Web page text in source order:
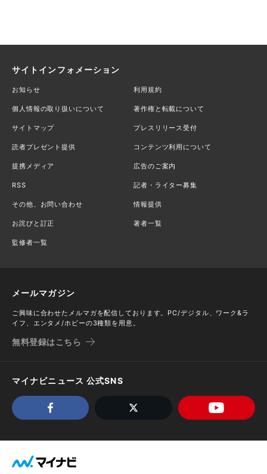
サイトインフォメーション
お知らせ 利用規約
個人情報の取り扱いについて 著作権と転載について
サイトマップ プレスリリース受付
読者プレゼント提供 コンテンツ利用について
提携メディア 広告のご案内
RSS 記者・ライター募集
その他、お問い合わせ 情報提供
お詫びと訂正 著者一覧
監修者一覧
メールマガジン
ご興味に合わせたメルマガを配信しております。PC/デジタル、ワーク&ラ
イフ、エンタメ/ホビーの3種類を用意。
無料登録はこちら
マイナビニュース 公式SNS